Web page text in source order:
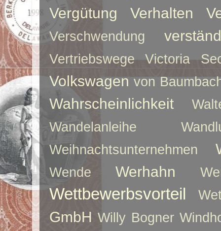
Vergütung Verhalten
Verschwendung
Vertriebswege Victoria
Volkswagen von
Wahrscheinlichkeit
Wandelanleihe
Weihnachtsunternehmen
Wende Werhahn
Wettbewerbsvorteil
GmbH Willy Bogner